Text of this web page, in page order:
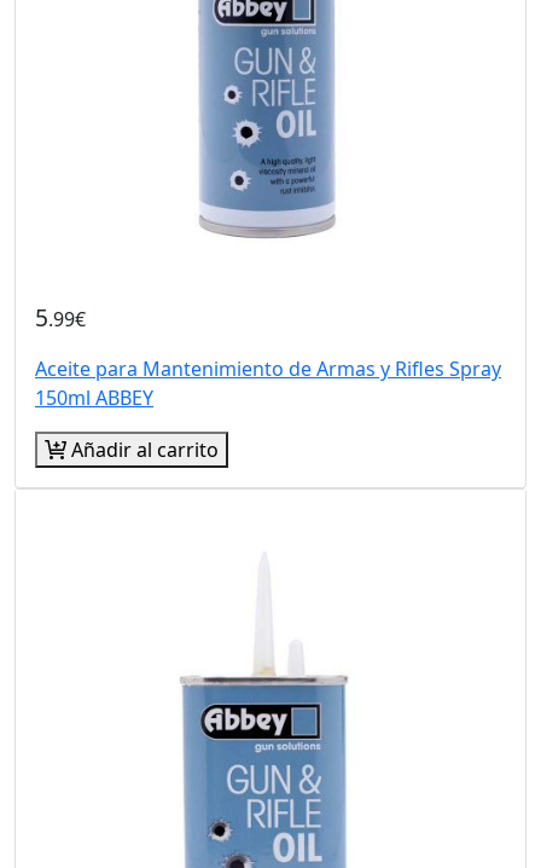
5.99€
Aceite para Mantenimiento de Armas y Rifles Spray
150ml ABBEY
Añadir al carrito